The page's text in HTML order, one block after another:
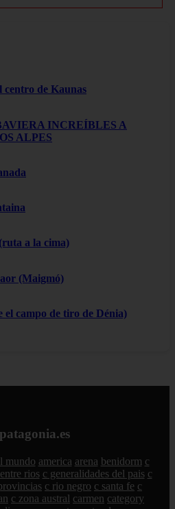
centro de Kaunas
INCREÍBLES A
ALPES
a la cima)
(Maigmó)
el campo de tiro de Dénia)
mundo america arena benidorm c
rios c generalidades del pais c
c rio negro c santa fe c
c zona austral carmen category